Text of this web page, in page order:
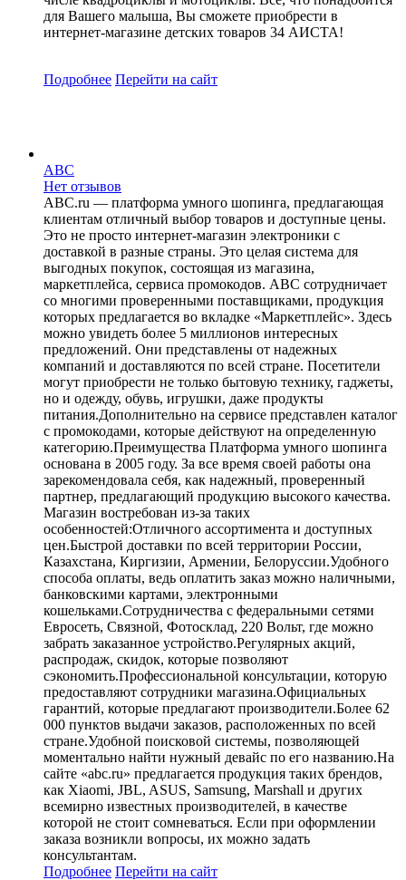
для Вашего малыша, Вы сможете приобрести в
интернет-магазине детских товаров 34 АИСТА!
Подробнее Перейти на сайт
ABC
Нет отзывов
ABC.ru — платформа умного шопинга, предлагающая
клиентам отличный выбор товаров и доступные цены.
Это не просто интернет-магазин электроники с
доставкой в разные страны. Это целая система для
выгодных покупок, состоящая из магазина,
маркетплейса, сервиса промокодов. ABC сотрудничает
со многими проверенными поставщиками, продукция
которых предлагается во вкладке «Маркетплейс». Здесь
можно увидеть более 5 миллионов интересных
предложений. Они представлены от надежных
компаний и доставляются по всей стране. Посетители
могут приобрести не только бытовую технику, гаджеты,
но и одежду, обувь, игрушки, даже продукты
питания.Дополнительно на сервисе представлен каталог
с промокодами, которые действуют на определенную
категорию.Преимущества Платформа умного шопинга
основана в 2005 году. За все время своей работы она
зарекомендовала себя, как надежный, проверенный
партнер, предлагающий продукцию высокого качества.
Магазин востребован из-за таких
особенностей:Отличного ассортимента и доступных
цен.Быстрой доставки по всей территории России,
Казахстана, Киргизии, Армении, Белоруссии.Удобного
способа оплаты, ведь оплатить заказ можно наличными,
банковскими картами, электронными
кошельками.Сотрудничества с федеральными сетями
Евросеть, Связной, Фотосклад, 220 Вольт, где можно
забрать заказанное устройство.Регулярных акций,
распродаж, скидок, которые позволяют
сэкономить.Профессиональной консультации, которую
предоставляют сотрудники магазина.Официальных
гарантий, которые предлагают производители.Более 62
000 пунктов выдачи заказов, расположенных по всей
стране.Удобной поисковой системы, позволяющей
моментально найти нужный девайс по его названию.На
сайте «abc.ru» предлагается продукция таких брендов,
как Xiaomi, JBL, ASUS, Samsung, Marshall и других
всемирно известных производителей, в качестве
которой не стоит сомневаться. Если при оформлении
заказа возникли вопросы, их можно задать
консультантам.
Подробнее Перейти на сайт